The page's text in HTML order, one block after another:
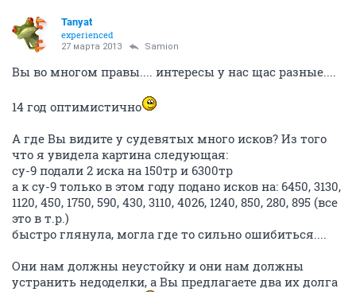
Tanyat
experienced
27 марта 2013 Samion
Вы во многом правы.... интересы у нас щас разные....
14 год оптимистично
А где Вы видите у судевятых много исков? Из того
что я увидела картина следующая:
су-9 подали 2 иска на 150тр и 6300тр
а к су-9 только в этом году подано исков на: 6450, 3130,
1120, 450, 1750, 590, 430, 3110, 4026, 1240, 850, 280, 895 (все
это в т.р.)
быстро глянула, могла где то сильно ошибиться....
Они нам должны неустойку и они нам должны
устранить недоделки, а Вы предлагаете два их долга